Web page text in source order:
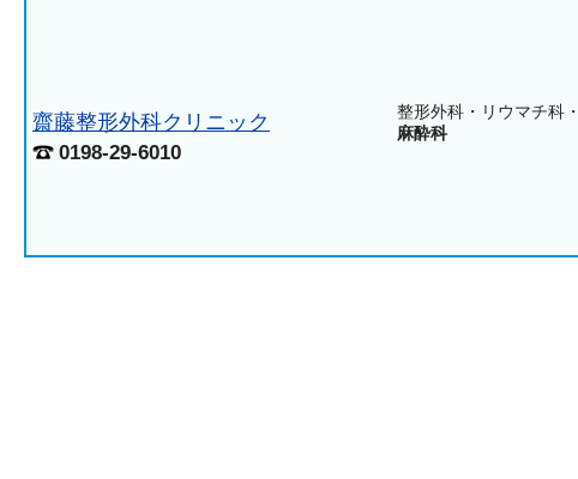
齋藤整形外科クリニック
0198-29-6010
整形外科・リウマチ科
麻酔科